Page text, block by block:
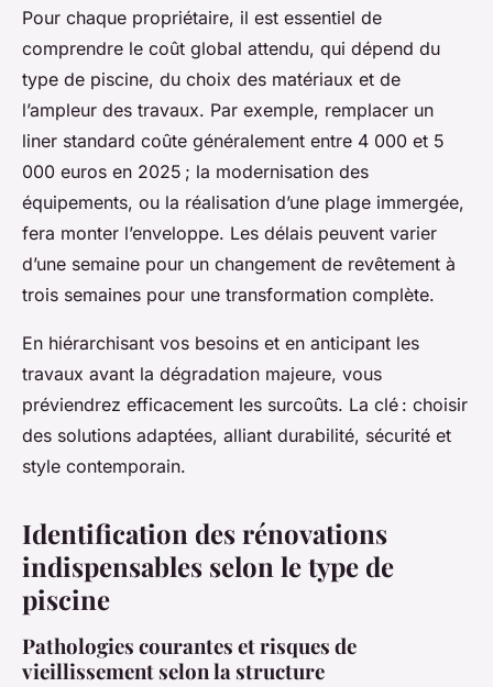
Pour chaque propriétaire, il est essentiel de
comprendre le coût global attendu, qui dépend du
type de piscine, du choix des matériaux et de
l’ampleur des travaux. Par exemple, remplacer un
liner standard coûte généralement entre 4 000 et 5
000 euros en 2025 ; la modernisation des
équipements, ou la réalisation d’une plage immergée,
fera monter l’enveloppe. Les délais peuvent varier
d’une semaine pour un changement de revêtement à
trois semaines pour une transformation complète.
En hiérarchisant vos besoins et en anticipant les
travaux avant la dégradation majeure, vous
préviendrez efficacement les surcoûts. La clé : choisir
des solutions adaptées, alliant durabilité, sécurité et
style contemporain.
Identification des rénovations
indispensables selon le type de
piscine
Pathologies courantes et risques de
vieillissement selon la structure